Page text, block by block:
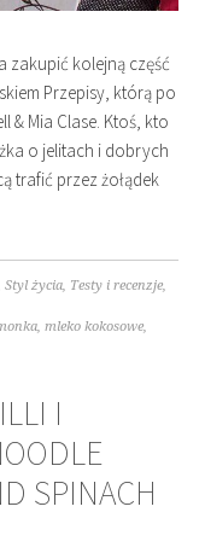
zakupić kolejną część
Przepisy, którą po
& Mia Clase. Ktoś, kto
o jelitach i dobrych
trafić przez żołądek
Styl życia, Testy i recenzje,
,mleko kokosowe,
I
SPINACH